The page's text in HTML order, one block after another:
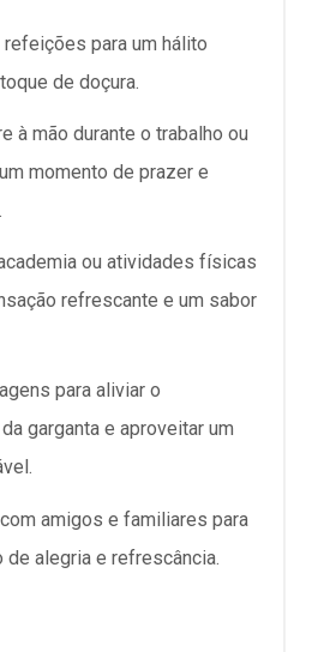
para um hálito
de doçura.
à mão durante o trabalho ou
momento de prazer e
ou atividades físicas
refrescante e um sabor
para aliviar o
garganta e aproveitar um
amigos e familiares para
de alegria e refrescância.